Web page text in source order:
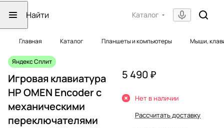
Каталог
Главная Каталог Планшеты и компьютеры Мыши,
Яндекс Сплит
Игровая клавиатура
HP OMEN Encoder с
механическими
переключателями
5 490 ₽
Нет в наличии
Рассчитать доставку